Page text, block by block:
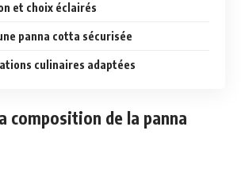
et choix éclairés
panna cotta sécurisée
culinaires adaptées
composition de la panna